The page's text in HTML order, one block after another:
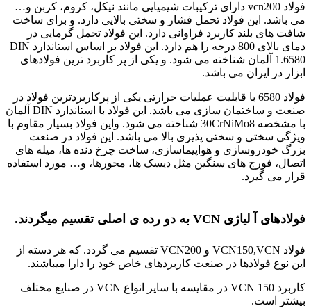
فولاد vcn200 دارای ترکیبات شیمیایی مانند نیکل، کروم، کربن و…
می باشد. این فولاد تحمل فشار و سختی بالایی دارد. و برای ساخت
شافت های بلند کاربرد فراوانی دارد. این فولاد تحمل گرمایی در
دمای بالای 800 درجه را هم دارد. این فولاد بر اساس استاندارد DIN
1.6580 آلمان شناخته می شود. و یکی از پر کاربرد ترین فولادهای
ابزار در ایران می باشد.
فولاد 6580 با قابلیت عملیات حرارتی یکی از پرکاربردترین فولاد در
صنعت و ساختمان سازی می باشد. این فولاد با استاندارد DIN آلمان
با مشخصه 30CrNiMo8 شناخته می شود. واین فولاد بسیار مقاوم با
ویژگی سختی و سختی پذیری بالا می باشد. این فولاد در صنعت
بزرگ خودروسازی و هواپیماسازی، ساخت چرخ دنده ها، میله های
اتصال، فورج های سنگین مثل دیسک ها، محورها، و… مورد استفاده
قرار می گیرد.
فولادهای آ لیاژی VCN به دو رده ی اصلی تقسیم میگردند.
فولاد VCN150,VCN و VCN200 تقسیم می گردد. که هر دسته از
این نوع فولادها در صنعت کاربردهای خاص خود را دارا میباشند.
کاربرد VCN 150 در مقایسه با سایر انواع VCN در صنایع مختلف
بیشتر است.